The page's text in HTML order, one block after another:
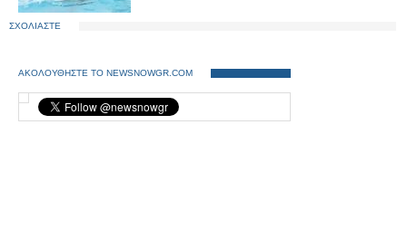
ΣΧΟΛΙΑΣΤΕ
ΑΚΟΛΟΥΘΗΣΤΕ ΤΟ NEWSNOWGR.COM